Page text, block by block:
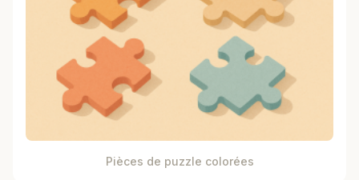
Pièces de puzzle colorées